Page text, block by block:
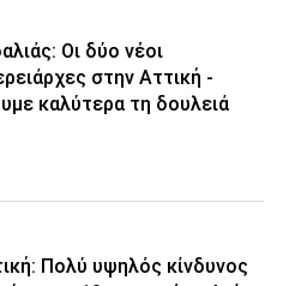
Οι δύο νέοι
στην Αττική -
καλύτερα τη δουλειά
Πολύ υψηλός κίνδυνος